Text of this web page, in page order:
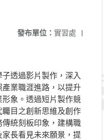
發布單位： 實習處 |
透過影片製作，深入
業職涯進路，以提升
象。透過短片製作競
目之創新思維及創作
統刻板印象，建構職
長看見未來願景，提